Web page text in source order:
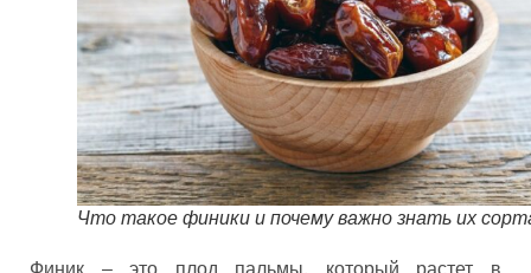
Что такое финики и почему важно знать их
Финик – это плод пальмы, который растет в